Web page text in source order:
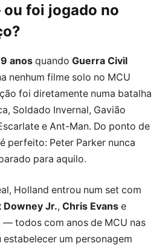
foi jogado no
anos quando Guerra Civil
nenhum filme solo no MCU
foi diretamente numa batalha
Soldado Invernal, Gavião
e Ant-Man. Do ponto de
perfeito: Peter Parker nunca
para aquilo.
Holland entrou num set com
Downey Jr., Chris Evans e
— todos com anos de MCU nas
um personagem